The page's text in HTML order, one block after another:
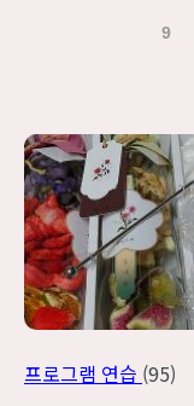
9
프로그램 연습 (95)